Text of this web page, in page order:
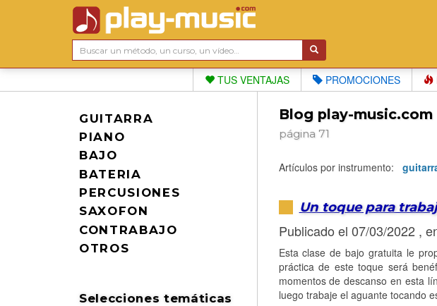
TUS VENTAJAS PROMOCIONES
GUITARRA
PIANO
BAJO
BATERIA
PERCUSIONES
SAXOFON
CONTRABAJO
OTROS
Selecciones temáticas
Blog play-music.com
página 71
Artículos por instrumento:
Un toque para
Publicado el 07/03/2022 ,
Esta clase de bajo gratuita le
práctica de este toque será
momentos de descanso en esta
luego trabaje el aguante tocando